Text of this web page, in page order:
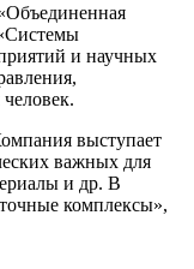
и научных
выступает
важных для
и др. В
комплексы»,